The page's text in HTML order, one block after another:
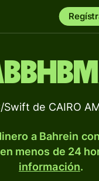
Swift de CAIRO
a Bahrein
menos de 24
información.